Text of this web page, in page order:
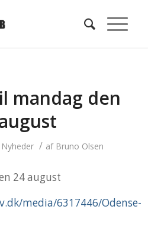
mandag den
Nyheder / af Bruno Olsen
24 august
media/6317446/Odense-